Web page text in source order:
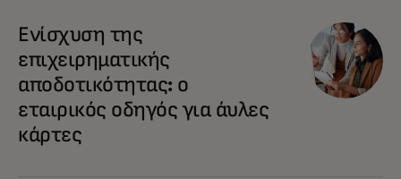
Ενίσχυση της
επιχειρηματικής
αποδοτικότητας: ο
εταιρικός οδηγός για άυλες
κάρτες